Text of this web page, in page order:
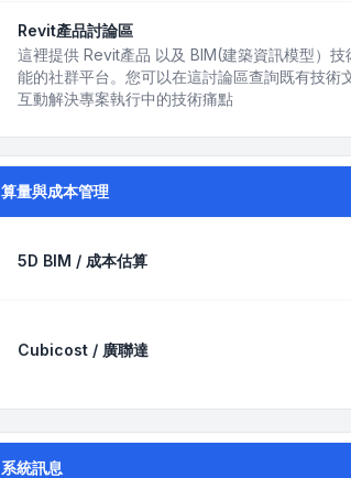
Revit產品討論區
這裡提供 Revit產品 以及 BIM(建築資訊模型）
能的社群平台。您可以在這討論區查詢既有技術
互動解決專案執行中的技術痛點
算量與成本管理
5D BIM / 成本估算
Cubicost / 廣聯達
系統訊息